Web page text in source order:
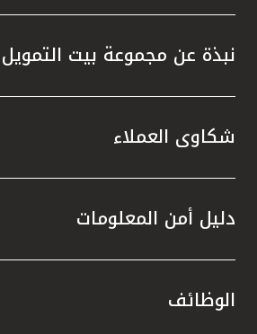
نبذة عن مجموعة بيت
شكاوى العملاء
دليل أمن المعلومات
الوظائف